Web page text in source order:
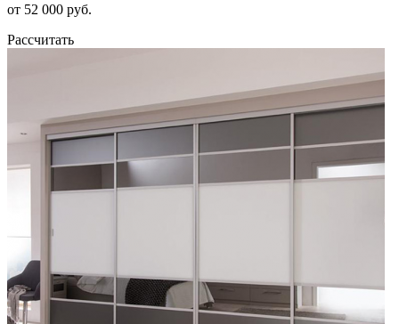
от 52 000 руб.
Рассчитать